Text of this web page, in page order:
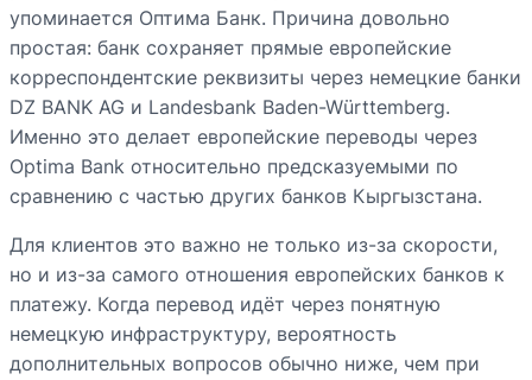
упоминается Оптима Банк. Причина довольно
простая: банк сохраняет прямые европейские
корреспондентские реквизиты через немецкие банки
DZ BANK AG и Landesbank Baden-Württemberg.
Именно это делает европейские переводы через
Optima Bank относительно предсказуемыми по
сравнению с частью других банков Кыргызстана.
Для клиентов это важно не только из-за скорости,
но и из-за самого отношения европейских банков к
платежу. Когда перевод идёт через понятную
немецкую инфраструктуру, вероятность
дополнительных вопросов обычно ниже, чем при